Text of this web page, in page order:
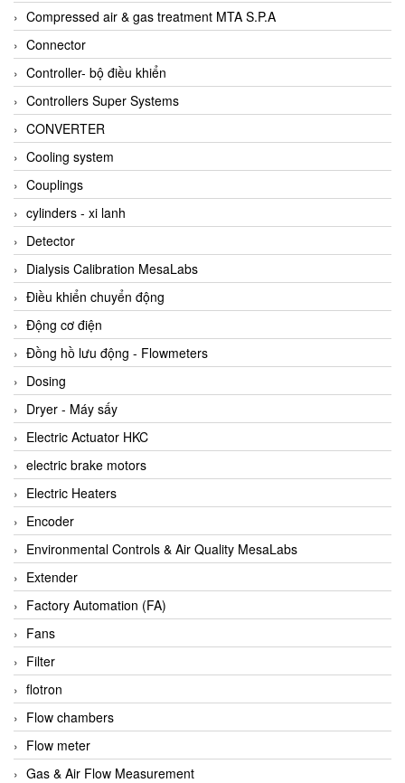
AKUSENSE
ALA OFFICINE SPA
Albrecht-Automatik Viet Nam
Allen Bradley Vietnam
Alpha Moisture Vietnam
Alpha-Achem Vietnam
Alphino
ALRE-IT Vietnam
Altech
Amarillo Gear
Ametek
AMPTRON Vietnam
AND Vietnam
ANDERSON-NEGELE
ANDILOG Technologies Vietnam
Anritsu
ANTEC S.A
Antico pumps
Anybus/ HMS
AOBEN
Apex Dynamics Vietnam
Apex Dynamics Vietnam
Apiste
APLISENS VietNam
Apollo Fire
Appleton
AQ Matic
Aqualabo Vietnam
Compressed air & gas treatment MTA S.P.A
Connector
Controller- bộ điều khiển
Controllers Super Systems
CONVERTER
Cooling system
Couplings
cylinders - xi lanh
Detector
Dialysis Calibration MesaLabs
Điều khiển chuyển động
Động cơ điện
Đồng hồ lưu động - Flowmeters
Dosing
Dryer - Máy sấy
Electric Actuator HKC
electric brake motors
Electric Heaters
Encoder
Environmental Controls & Air Quality MesaLabs
Extender
Factory Automation (FA)
Fans
Filter
flotron
Flow chambers
Flow meter
Gas & Air Flow Measurement